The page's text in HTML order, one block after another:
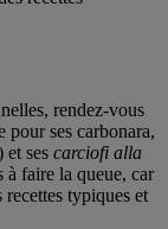
rendez-vous
pour ses carbonara,
et ses carciofi alla
à faire la queue, car
recettes typiques et